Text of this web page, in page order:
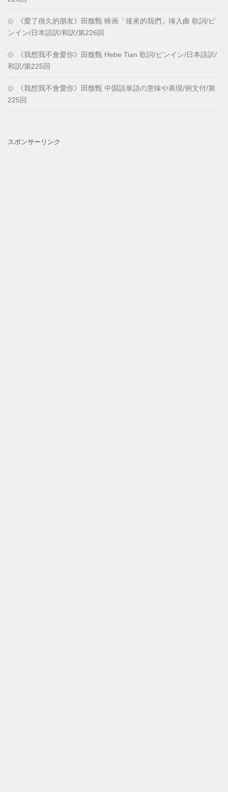
《愛了很久的朋友》田馥甄 映画「後來的我們」挿入曲 歌詞/ピ
ンイン/日本語訳/和訳/第226回
《我想我不會愛你》田馥甄 Hebe Tian 歌詞/ピンイン/日本語訳/
和訳/第225回
《我想我不會愛你》田馥甄 中国語単語の意味や表現/例文付/第
225回
スポンサーリンク